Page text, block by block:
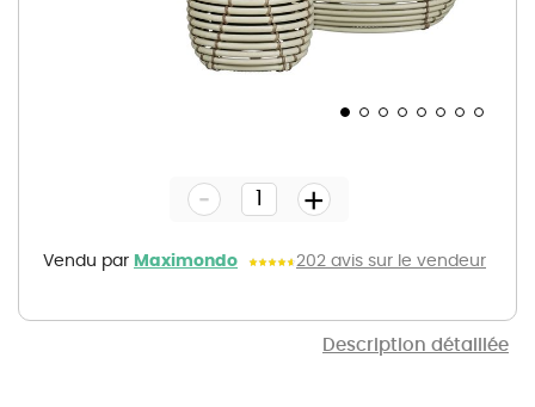
Description détaillée
gallery
Vendu par Maximondo 202 avis sur le vendeur
- +